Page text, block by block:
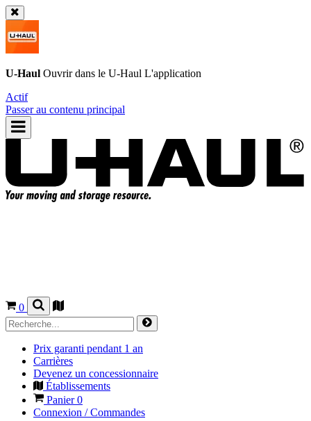
U-Haul Ouvrir dans le U-Haul L'application
Actif
Passer au contenu principal
0
Prix garanti pendant 1 an
Carrières
Devenez un concessionnaire
Établissements
Panier0
Connexion / Commandes